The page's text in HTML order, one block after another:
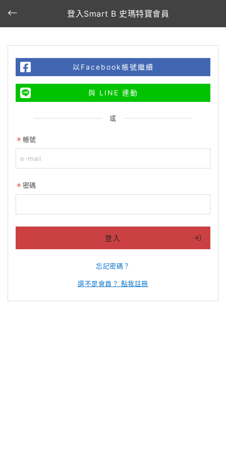
登入Smart B 史瑪特寶會員
以Facebook帳號繼續
與 LINE 連動
或
帳號
密碼
登入
忘記密碼？
還不是會員？ 點我註冊